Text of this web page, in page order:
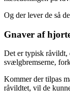
Og der lever de så
Gnaver af
Det er typisk råvildt,
svælgbremserne,
Kommer der tilpas
råvildtet, vil de